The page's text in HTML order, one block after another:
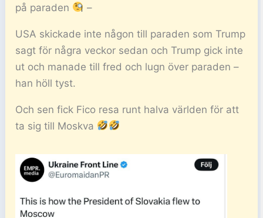
på paraden
–
USA skickade inte någon till paraden som Trump
sagt för några veckor sedan och Trump gick inte
ut och manade till fred och lugn över paraden –
han höll tyst.
Och sen fick Fico resa runt halva världen för att
ta sig till Moskva